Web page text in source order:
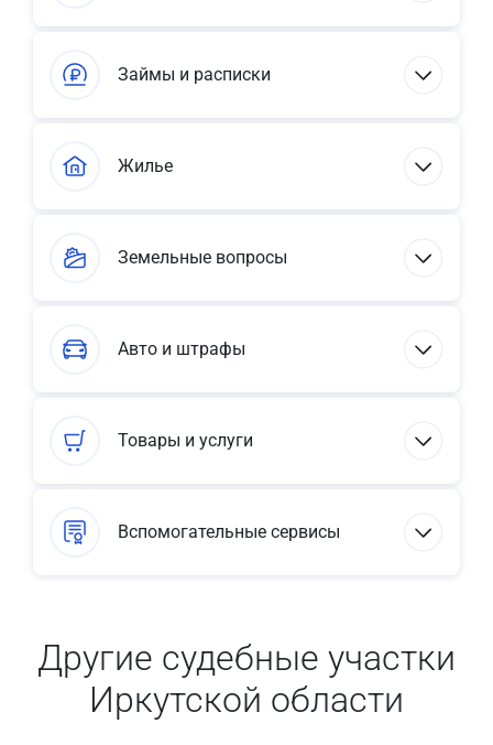
Займы и расписки
Жилье
Земельные вопросы
Авто и штрафы
Товары и услуги
Вспомогательные сервисы
Другие судебные участки
Иркутской области